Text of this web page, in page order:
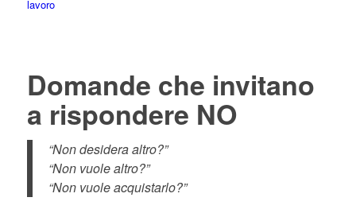
lavoro
Domande che invitano
a rispondere NO
“Non desidera altro?”
“Non vuole altro?”
“Non vuole acquistarlo?”